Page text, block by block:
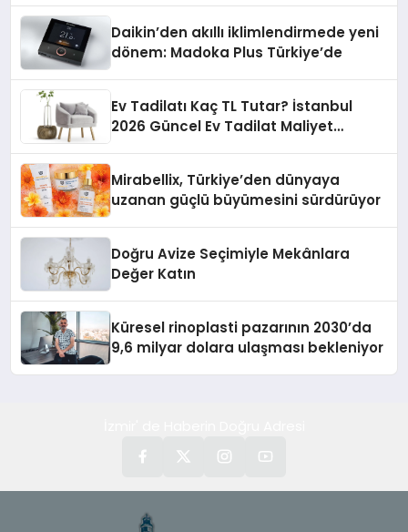
Daikin’den akıllı iklimlendirmede yeni
dönem: Madoka Plus Türkiye’de
Ev Tadilatı Kaç TL Tutar? İstanbul
2026 Güncel Ev Tadilat Maliyet
Mirabellix, Türkiye’den dünyaya
uzanan güçlü büyümesini sürdürüyor
Doğru Avize Seçimiyle Mekânlara
Değer Katın
Küresel rinoplasti pazarının 2030’da
9,6 milyar dolara ulaşması bekleniyor